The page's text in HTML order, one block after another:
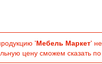
'Мебель Маркет'
цену сможем сказать по